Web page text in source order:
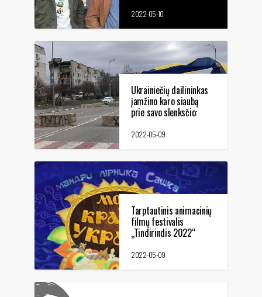
Joną Meką premjera
2022-05-10
Ukrainiečių dailininkas
įamžino karo siaubą
prie savo slenksčio:
nepakanka, mums
2022-05-09
Tarptautinis animacinių
filmų festivalis
„Tindirindis 2022“
UKRAINOS IR LIETUVOS
ANIMATORIŲ JUNGTINĖ
2022-05-09